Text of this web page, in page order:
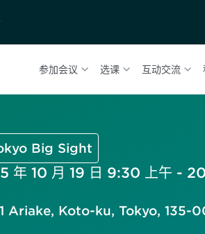
参加会议 选课 互动交流
Big Sight
年 10 月 19 日 9:30 上午 -
1 Ariake, Koto-ku, Tokyo, 135-